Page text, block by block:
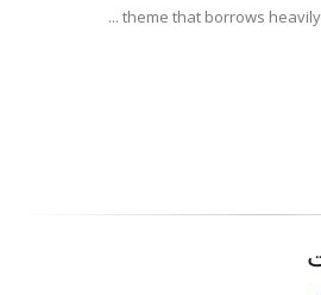
theme that borrows heavily